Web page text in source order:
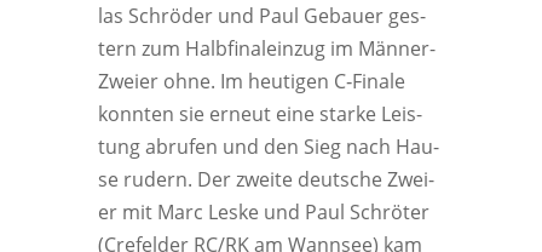
las Schrö­der und Paul Gebau­er ges­
tern zum Halb­fi­nal­ein­zug im Män­ner-
Zwei­er ohne. Im heu­ti­gen C‑Finale
konn­ten sie erneut eine star­ke Leis­
tung abru­fen und den Sieg nach Hau­
se rudern. Der zwei­te deut­sche Zwei­
er mit Marc Les­ke und Paul Schrö­ter
(Cre­fel­der RC/RK am Wann­see) kam